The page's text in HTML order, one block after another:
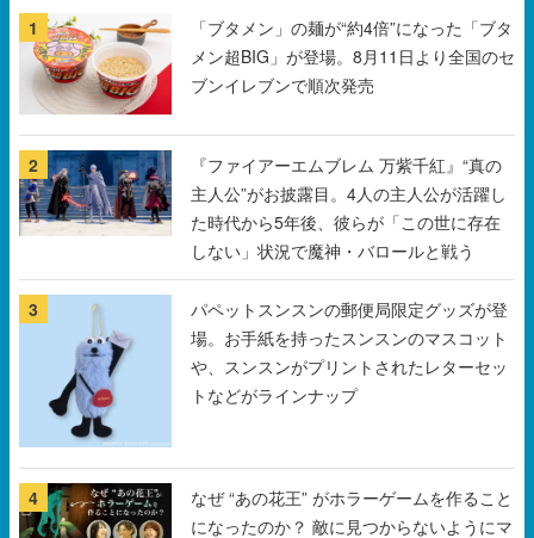
1
「ブタメン」の麺が“約4倍”になった「ブタ
メン超BIG」が登場。8月11日より全国のセ
ブンイレブンで順次発売
2
『ファイアーエムブレム 万紫千紅』“真の
主人公”がお披露目。4人の主人公が活躍し
た時代から5年後、彼らが「この世に存在
しない」状況で魔神・バロールと戦う
3
パペットスンスンの郵便局限定グッズが登
場。お手紙を持ったスンスンのマスコット
や、スンスンがプリントされたレターセッ
トなどがラインナップ
4
なぜ “あの花王” がホラーゲームを作ること
になったのか？ 敵に見つからないようにマ